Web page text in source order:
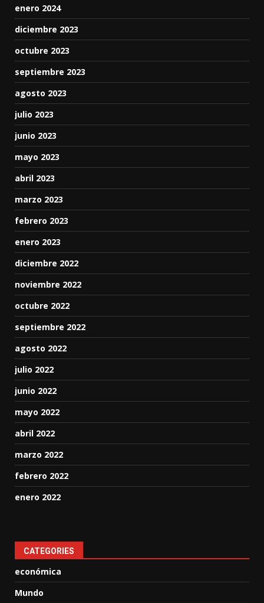
enero 2024
diciembre 2023
octubre 2023
septiembre 2023
agosto 2023
julio 2023
junio 2023
mayo 2023
abril 2023
marzo 2023
febrero 2023
enero 2023
diciembre 2022
noviembre 2022
octubre 2022
septiembre 2022
agosto 2022
julio 2022
junio 2022
mayo 2022
abril 2022
marzo 2022
febrero 2022
enero 2022
CATEGORIES
económica
Mundo